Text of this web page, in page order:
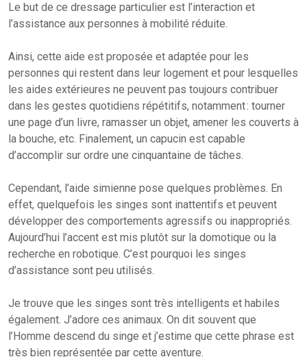
Le but de ce dressage particulier est l’interaction et
l’assistance aux personnes à mobilité réduite.
Ainsi, cette aide est proposée et adaptée pour les
personnes qui restent dans leur logement et pour lesquelles
les aides extérieures ne peuvent pas toujours contribuer
dans les gestes quotidiens répétitifs, notamment : tourner
une page d’un livre, ramasser un objet, amener les couverts à
la bouche, etc. Finalement, un capucin est capable
d’accomplir sur ordre une cinquantaine de tâches.
Cependant, l’aide simienne pose quelques problèmes. En
effet, quelquefois les singes sont inattentifs et peuvent
développer des comportements agressifs ou inappropriés.
Aujourd’hui l’accent est mis plutôt sur la domotique ou la
recherche en robotique. C’est pourquoi les singes
d’assistance sont peu utilisés.
Je trouve que les singes sont très intelligents et habiles
également. J’adore ces animaux. On dit souvent que
l’Homme descend du singe et j’estime que cette phrase est
très bien représentée par cette aventure.